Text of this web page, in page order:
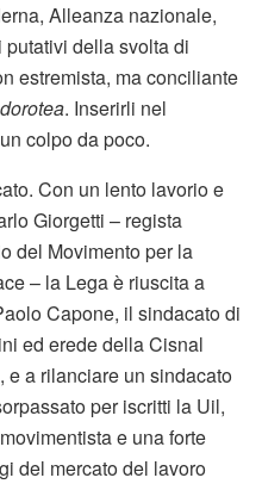
Alleanza nazionale,
della svolta di
estremista, ma conciliante
dorotea. Inserirli nel
colpo da poco.
Con un lento lavorio e
Giorgetti – regista
del Movimento per la
– la Lega è riuscita a
Capone, il sindacato di
ed erede della Cisnal
e a rilanciare un sindacato
per iscritti la Uil,
e una forte
del mercato del lavoro